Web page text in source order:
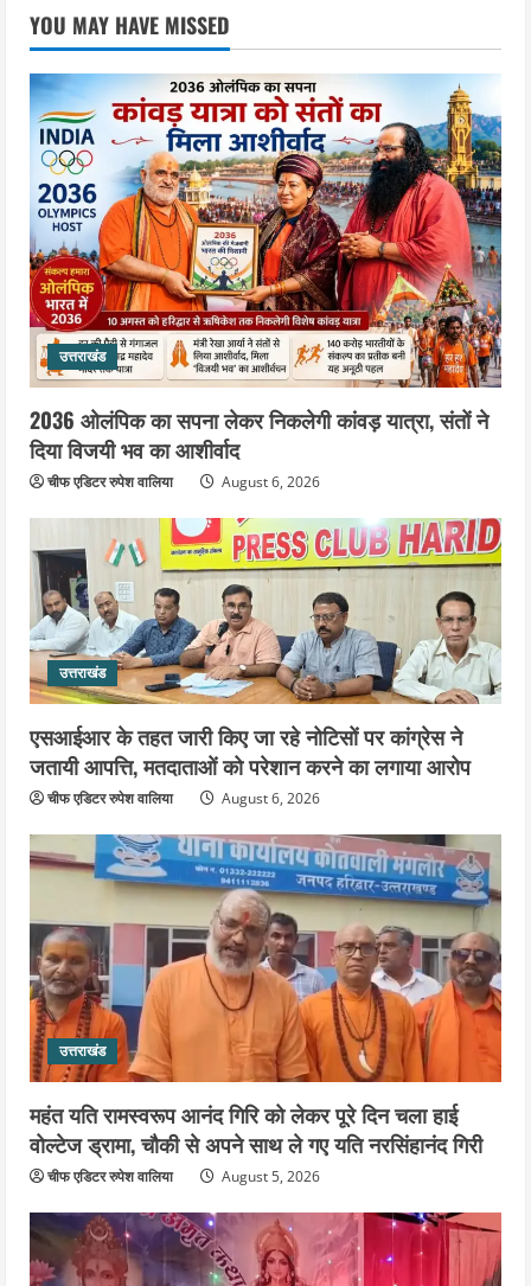
4
जिला जेल में गूंजा मां गंगा का महिमा गान,
संगीतमय कथा से कैदियों को मिला आध्यात्मिक
संदेश
August 5, 2026
5
उत्तराखंड
कांवड़ियों की सेवा में जुटा हरिद्वार-रूड़की
विकास प्राधिकरण, जलपान व प्रसाद वितरण
से जीता श्रद्धालुओं का दिल
August 5, 2026
YOU MAY HAVE MISSED
उत्तराखंड
2036 ओलंपिक का सपना लेकर निकलेगी कांवड़ यात्रा, संतों ने
दिया विजयी भव का आशीर्वाद
चीफ एडिटर रुपेश वालिया August 6, 2026
उत्तराखंड
एसआईआर के तहत जारी किए जा रहे नोटिसों पर कांग्रेस ने
जतायी आपत्ति, मतदाताओं को परेशान करने का लगाया आरोप
चीफ एडिटर रुपेश वालिया August 6, 2026
उत्तराखंड
महंत यति रामस्वरूप आनंद गिरि को लेकर पूरे दिन चला हाई
वोल्टेज ड्रामा, चौकी से अपने साथ ले गए यति नरसिंहानंद गिरी
चीफ एडिटर रुपेश वालिया August 5, 2026